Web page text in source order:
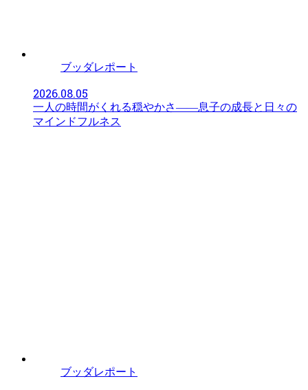
ブッダレポート
2026.08.05
一人の時間がくれる穏やかさ――息子の成長と日々の
マインドフルネス
ブッダレポート